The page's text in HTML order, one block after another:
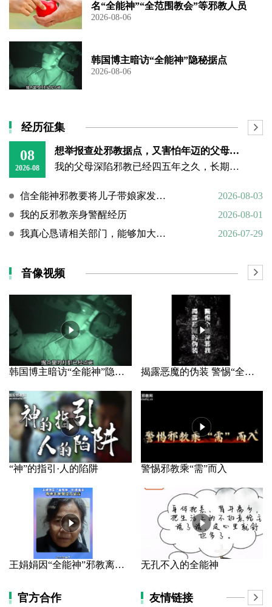
名“全能神”“全范围教会”等邪教人员
2026-08-06
韩国博主暗访“全能神”隐秘据点
2026-08-06
经历征集
08
2026-08
想举报查处邪教据点，又害怕年迈的父母心理难以承受
我的父母深陷邪教已经四五年之久，长期的洗脑已经深深困住他们的思想。昨日我回到老家，看见年迈双亲憔悴疲惫的模样，内心万分揪心难受。
信全能神邪教要将儿子带娘家发展成信徒
2026-08-03
我的反邪教亲身警醒经历
2026-08-01
我真心恳请相关部门，能够加大对“全能神”邪教的打击力度
2026-07-29
音像视频
韩国博主暗访“全能神”隐秘据点 揭露恶魔的伪装 警惕“全能神”邪教
“神”的指引·人的陷阱 警惕邪教乘“需”而入
王娟娟因“全能神”邪教离家 母亲长年哭泣几近盲 无孔不入的全能神
官方合作 友情链接